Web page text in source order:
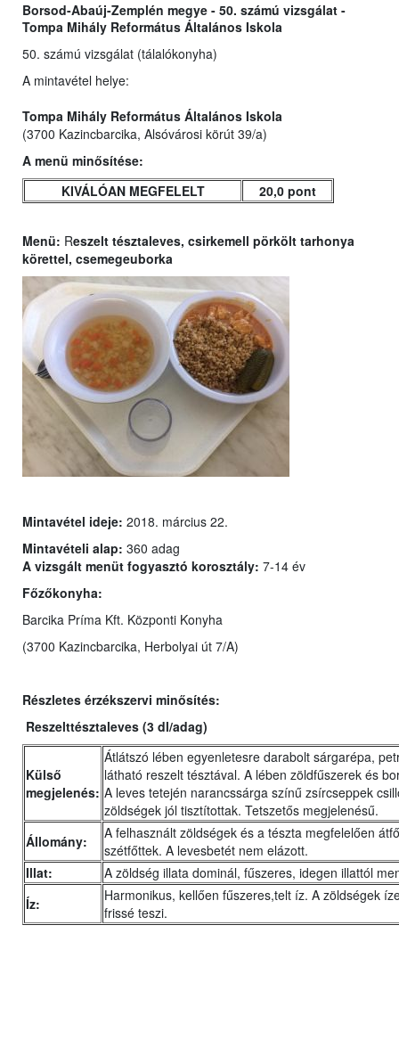
Borsod-Abaúj-Zemplén megye - 50. számú vizsgálat -
Tompa Mihály Református Általános Iskola
50. számú vizsgálat (tálalókonyha)
A mintavétel helye:
Tompa Mihály Református Általános Iskola
(3700 Kazincbarcika, Alsóvárosi körút 39/a)
A menü minősítése:
KIVÁLÓAN MEGFELELT
20,0 pont
Menü: Reszelt tésztaleves, csirkemell pörkölt tarhonya
körettel, csemegeuborka
Mintavétel ideje: 2018. március 22.
Mintavételi alap: 360 adag
A vizsgált menüt fogyasztó korosztály: 7-14 év
Főzőkonyha:
Barcika Príma Kft. Központi Konyha
(3700 Kazincbarcika, Herbolyai út 7/A)
Részletes érzékszervi minősítés:
Reszelttésztaleves (3 dl/adag)
Külső
megjelenés:
Átlátszó lében egyenletesre darabolt sárgarépa,
látható reszelt tésztával. A lében zöldfűszerek és
A leves tetején narancssárga színű zsírcseppek
zöldségek jól tisztítottak. Tetszetős megjelenésű.
Állomány:
A felhasznált zöldségek és a tészta megfelelően
szétfőttek. A levesbetét nem elázott.
Illat:
A zöldség illata dominál, fűszeres, idegen illattól
Íz:
Harmonikus, kellően fűszeres,telt íz. A zöldségek
frissé teszi.